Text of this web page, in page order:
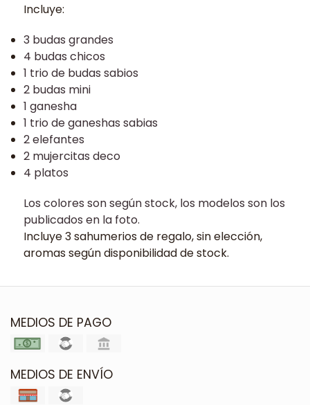
Incluye:
3 budas grandes
4 budas chicos
1 trio de budas sabios
2 budas mini
1 ganesha
1 trio de ganeshas sabias
2 elefantes
2 mujercitas deco
4 platos
Los colores son según stock, los modelos son los
publicados en la foto.
Incluye 3 sahumerios de regalo, sin elección,
aromas según disponibilidad de stock.
MEDIOS DE PAGO
MEDIOS DE ENVÍO